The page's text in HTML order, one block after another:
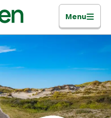
Menu